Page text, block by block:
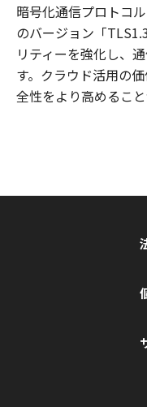
暗号化通信プロトコ
のバージョン「
リティーを強化し、
す。クラウド活用の
全性をより高めること